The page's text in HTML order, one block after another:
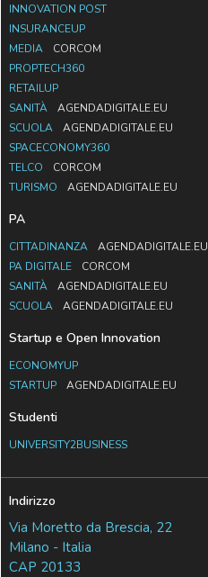
INNOVATION POST
INSURANCEUP
MEDIA
CORCOM
PROPTECH360
RETAILUP
SANITÀ
AGENDADIGITALE.EU
SCUOLA
AGENDADIGITALE.EU
SPACECONOMY360
TELCO
CORCOM
TURISMO
AGENDADIGITALE.EU
PA
CITTADINANZA
AGENDADIGITALE.EU
PA DIGITALE
CORCOM
SANITÀ
AGENDADIGITALE.EU
SCUOLA
AGENDADIGITALE.EU
Startup e Open Innovation
ECONOMYUP
STARTUP
AGENDADIGITALE.EU
Studenti
UNIVERSITY2BUSINESS
Indirizzo
Via Moretto da Brescia, 22
Milano - Italia
CAP 20133